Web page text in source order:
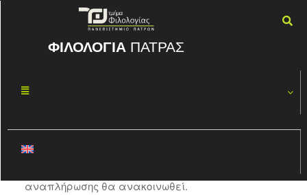
ΦΙΛΟΛΟΓΙΑ ΠΑΤΡΑΣ
22
By ΦΏΤΗΣ ΚΑΣΠΊΡΗΣ
Το μάθημα δεν θα διδαχθεί τη Πέμπτη 23/2/2017
αναπλήρωσης θα ανακοινωθεί.